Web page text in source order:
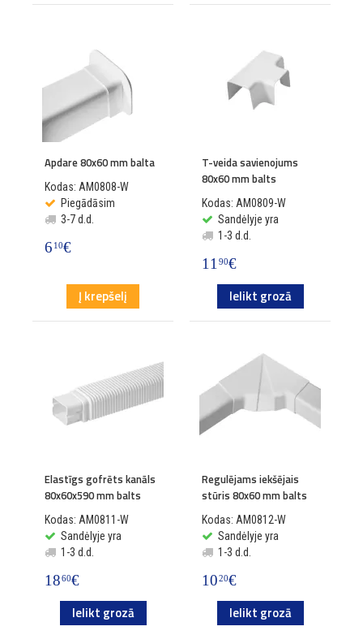
Apdare 80x60 mm balta
Kodas: AM0808-W
Piegādāsim
3-7 d.d.
6 10€
Į krepšelį
T-veida savienojums
80x60 mm balts
Kodas: AM0809-W
Sandėlyje yra
1-3 d.d.
1190€
Ielikt grozā
Elastīgs gofrēts kanāls
80x60x590 mm balts
Kodas: AM0811-W
Sandėlyje yra
1-3 d.d.
1860€
Ielikt grozā
Regulējams iekšējais
stūris 80x60 mm balts
Kodas: AM0812-W
Sandėlyje yra
1-3 d.d.
1020€
Ielikt grozā